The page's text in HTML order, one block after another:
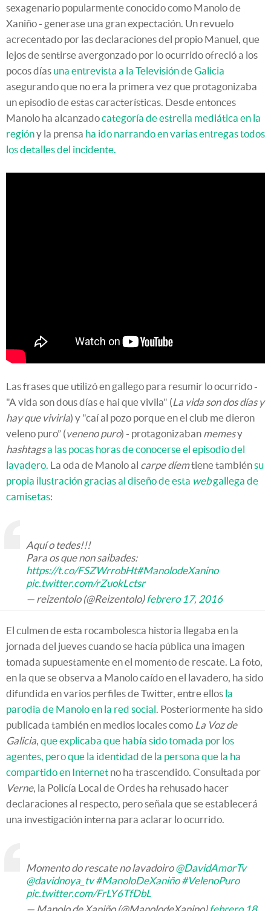
sexagenario popularmente conocido como Manolo de
Xaniño - generase una gran expectación. Un revuelo
acrecentado por las declaraciones del propio Manuel, que
lejos de sentirse avergonzado por lo ocurrido ofreció a los
pocos días una entrevista a la Televisión de Galicia
asegurando que no era la primera vez que protagonizaba
un episodio de estas características. Desde entonces
Manolo ha alcanzadocategoría de estrella mediática en la
regióny la prensa ha ido narrando en varias entregas todos
los detalles del incidente.
Las frases que utilizó en gallego para resumir lo ocurrido -
"A vida son dous días e hai que vivila" (La vida son dos días y
hay que vivirla) y "caí al pozo porque en el club me dieron
veleno puro” (veneno puro) - protagonizaban memesy
hashtagsa las pocas horas de conocerse el episodio del
lavadero. La oda de Manolo al carpe díemtiene tambiénsu
propia ilustración gracias al diseño de esta webgallega de
camisetas:
Aquí o tedes!!!
Para os que non saibades:
https://t.co/FSZWrrobHt#ManolodeXanino
pic.twitter.com/rZuokLctsr
— reizentolo (@Reizentolo) febrero 17, 2016
El culmen de esta rocambolesca historia llegaba en la
jornada del jueves cuando se hacía pública una imagen
tomada supuestamente en el momento de rescate. La foto,
en la que se observa a Manolo caído en el lavadero, ha sido
difundida en varios perfiles de Twitter, entre ellos la
parodia de Manolo en la red social. Posteriormente ha sido
publicada también en medios locales como La Voz de
Galicia, que explicaba que había sido tomada por los
agentes, pero que la identidad de la persona que la ha
compartido en Internet no ha trascendido. Consultada por
Verne, la Policía Local de Ordes ha rehusado hacer
declaraciones al respecto, pero señala que se establecerá
una investigación interna para aclarar lo ocurrido.
Momento do rescate no lavadoiro@DavidAmorTv
@davidnoya_tv #ManoloDeXaniño #VelenoPuro
pic.twitter.com/FrLY6TfDbL